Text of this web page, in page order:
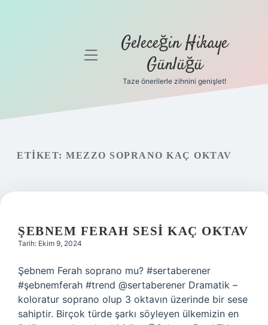
Gizlilik
Yasal Uyarı
Hakkımızda
menüyü Geleceğin Hikaye
Günlüğü
Taze önerilerle zihnini genişlet!
ETIKET: MEZZO SOPRANO KAÇ OKTAV
ŞEBNEM FERAH SESI KAÇ OKTAV
Tarih: Ekim 9, 2024
Şebnem Ferah soprano mu? #sertaberener
#şebnemferah #trend @sertaberener Dramatik –
koloratur soprano olup 3 oktavın üzerinde bir sese
sahiptir. Birçok türde şarkı söyleyen ülkemizin en